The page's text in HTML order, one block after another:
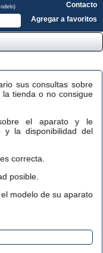
Contacto
Agregar a favoritos
sus consultas sobre
tienda o no consigue
el aparato y le
y la disponibilidad del
correcta.
posible.
modelo de su aparato